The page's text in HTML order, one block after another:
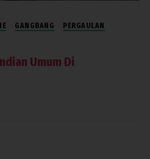
GANGBANG
PERGAULAN
Umum Di